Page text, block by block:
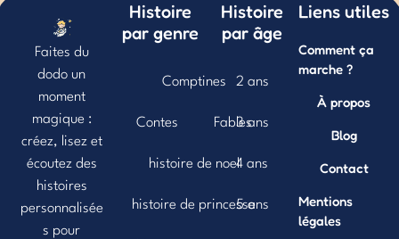
Faites du
dodo un
moment
magique :
créez, lisez et
écoutez des
histoires
personnalisée
s pour
Histoire
par genre
Comptines
Contes Fables
histoire de noel
histoire de princesse
Histoire
par âge
2 ans
3 ans
4 ans
5 ans
Liens utiles
Comment ça
marche ?
À propos
Blog
Contact
Mentions
légales